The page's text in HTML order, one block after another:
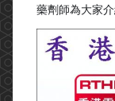
藥劑師為大家